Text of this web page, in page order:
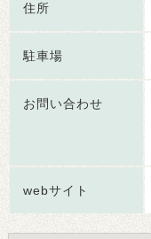
住所
駐車場
お問い合わせ
webサイト